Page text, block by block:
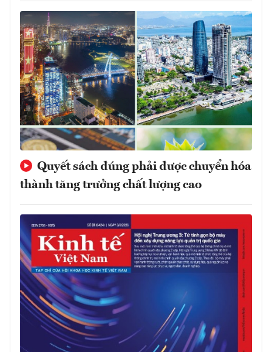
Quyết sách đúng phải được chuyển hóa
thành tăng trưởng chất lượng cao